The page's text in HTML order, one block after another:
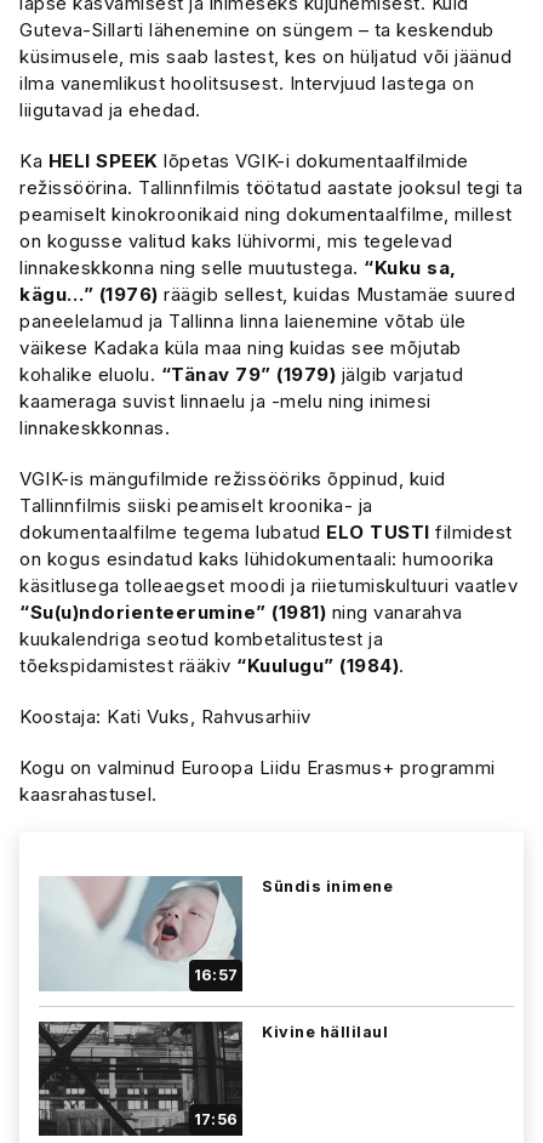
Guteva-Sillarti lähenemine on süngem – ta keskendub
küsimusele, mis saab lastest, kes on hüljatud või jäänud
ilma vanemlikust hoolitsusest. Intervjuud lastega on
liigutavad ja ehedad.
Ka HELI SPEEK lõpetas VGIK-i dokumentaalfilmide
režissöörina. Tallinnfilmis töötatud aastate jooksul tegi ta
peamiselt kinokroonikaid ning dokumentaalfilme, millest
on kogusse valitud kaks lühivormi, mis tegelevad
linnakeskkonna ning selle muutustega. “Kuku sa,
kägu…” (1976) räägib sellest, kuidas Mustamäe suured
paneelelamud ja Tallinna linna laienemine võtab üle
väikese Kadaka küla maa ning kuidas see mõjutab
kohalike eluolu. “Tänav 79” (1979) jälgib varjatud
kaameraga suvist linnaelu ja -melu ning inimesi
linnakeskkonnas.
VGIK-is mängufilmide režissööriks õppinud, kuid
Tallinnfilmis siiski peamiselt kroonika- ja
dokumentaalfilme tegema lubatud ELO TUSTI filmidest
on kogus esindatud kaks lühidokumentaali: humoorika
käsitlusega tolleaegset moodi ja riietumiskultuuri vaatlev
“Su(u)ndorienteerumine” (1981) ning vanarahva
kuukalendriga seotud kombetalitustest ja
tõekspidamistest rääkiv “Kuulugu” (1984).
Koostaja: Kati Vuks, Rahvusarhiiv
Kogu on valminud Euroopa Liidu Erasmus+ programmi
kaasrahastusel.
16:57
Sündis inimene
17:56
Kivine hällilaul